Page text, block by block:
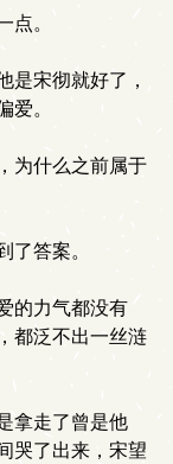
点。
是宋彻就好了，
爱。
为什么之前属于
了答案。
的力气都没有
都泛不出一丝涟
拿走了曾是他
哭了出来，宋望